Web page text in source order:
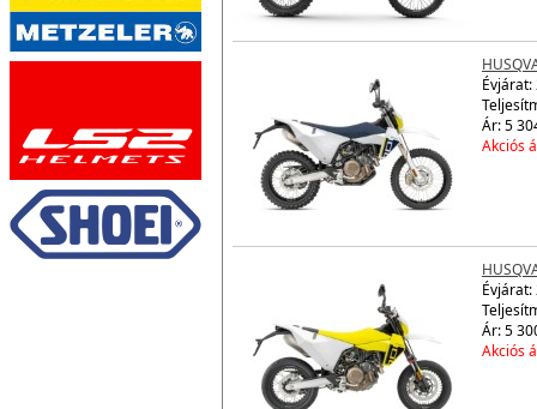
Évjárat:
Ár: 5
Akciós
Évjárat:
Ár: 5
Akciós